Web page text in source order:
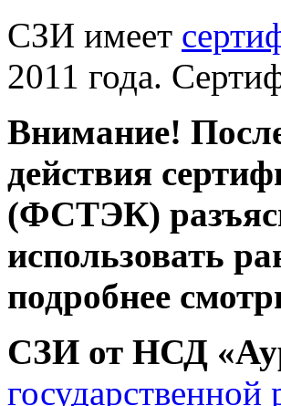
СЗИ имеет
2011 года.
Внимание!
действия
(ФСТЭК)
использовать
подробнее
СЗИ от НСД